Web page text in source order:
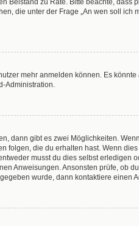
die unter der Frage „An wen soll ich
mehr anmelden können. Es
Administration.
dann gibt es zwei Möglichkeiten. Wenn
folgen, die du erhalten hast. Wenn
musst du dies selbst erledigen
Anweisungen. Ansonsten prüfe, ob
wurde, dann kontaktiere einen